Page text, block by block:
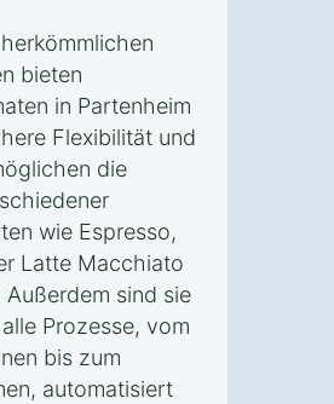
bieten
in Partenheim
Flexibilität und
die
wie Espresso,
Latte Macchiato
sind sie
Prozesse, vom
bis zum
automatisiert